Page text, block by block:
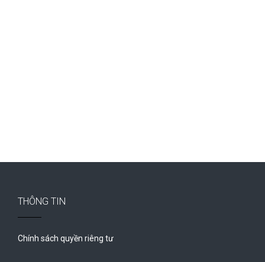
THÔNG TIN
Chính sách quyền riêng tư